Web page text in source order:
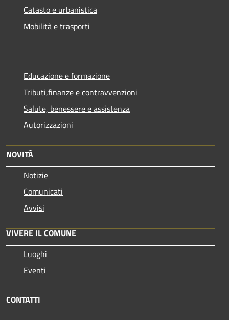
Catasto e urbanistica
Mobilità e trasporti
Educazione e formazione
Tributi,finanze e contravvenzioni
Salute, benessere e assistenza
Autorizzazioni
NOVITÀ
Notizie
Comunicati
Avvisi
VIVERE IL COMUNE
Luoghi
Eventi
CONTATTI